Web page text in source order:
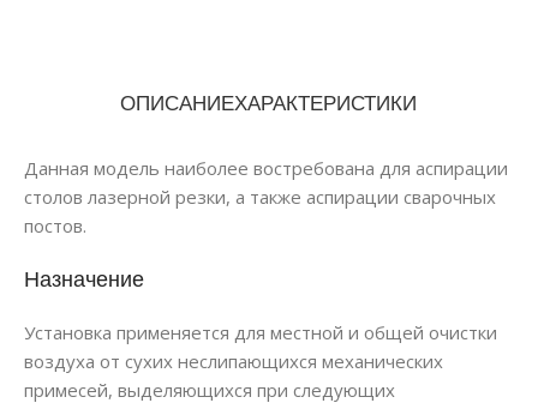
ОПИСАНИЕХАРАКТЕРИСТИКИ
Данная модель наиболее востребована для аспирации
столов лазерной резки, а также аспирации сварочных
постов.
Назначение
Установка применяется для местной и общей очистки
воздуха от сухих неслипающихся механических
примесей, выделяющихся при следующих